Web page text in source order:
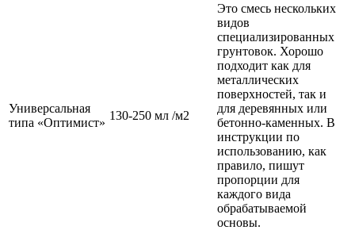
Универсальная
типа «Оптимист»
130-250 мл /м2
Это смесь нескольких
видов
специализированных
грунтовок. Хорошо
подходит как для
металлических
поверхностей, так и
для деревянных или
бетонно-каменных. В
инструкции по
использованию, как
правило, пишут
пропорции для
каждого вида
обрабатываемой
основы.